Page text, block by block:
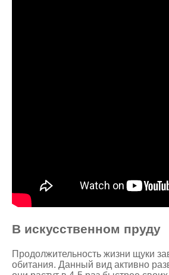
В искусственном пруду
Продолжительность жизни щуки
обитания. Данный вид активно